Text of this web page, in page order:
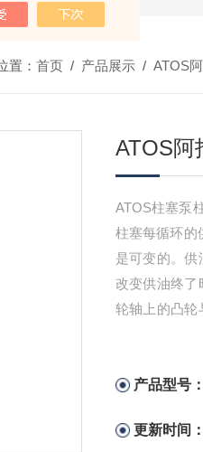
置： 首页/ 产品展示/ ATOS
ATOS阿
ATOS柱塞泵
柱塞每循环的
是可变的。
改变供油终
轮轴上的凸轮
产品型号：
更新时间：